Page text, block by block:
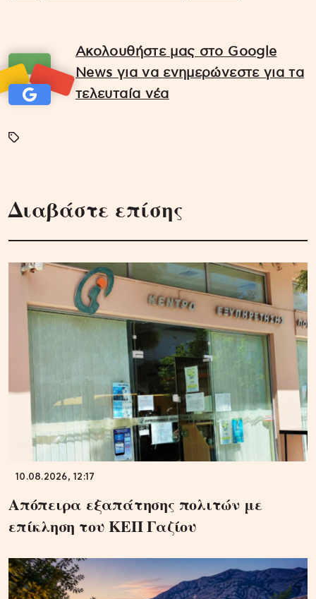
Ακολουθήστε μας στο Google
News για να ενημερώνεστε για τα
τελευταία νέα
Διαβάστε επίσης
10.08.2026, 12:17
Απόπειρα εξαπάτησης πολιτών με
επίκληση του ΚΕΠ Γαζίου